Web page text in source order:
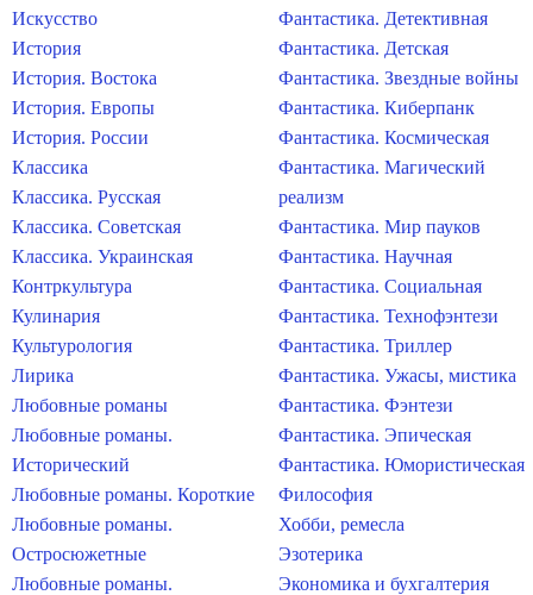
Искусство
История
История. Востока
История. Европы
История. России
Классика
Классика. Русская
Классика. Советская
Классика. Украинская
Контркультура
Кулинария
Культурология
Лирика
Любовные романы
Любовные романы.
Исторический
Любовные романы. Короткие
Любовные романы.
Остросюжетные
Любовные романы.
Фантастика. Детективная
Фантастика. Детская
Фантастика. Звездные войны
Фантастика. Киберпанк
Фантастика. Космическая
Фантастика. Магический
реализм
Фантастика. Мир пауков
Фантастика. Научная
Фантастика. Социальная
Фантастика. Технофэнтези
Фантастика. Триллер
Фантастика. Ужасы, мистика
Фантастика. Фэнтези
Фантастика. Эпическая
Фантастика. Юмористическая
Философия
Хобби, ремесла
Эзотерика
Экономика и бухгалтерия